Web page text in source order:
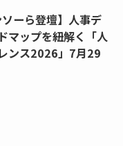
ソーら登壇】人事デ
マップを紐解く「人
ンス2026」7月29